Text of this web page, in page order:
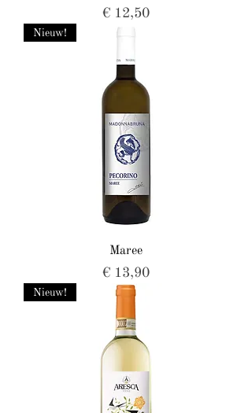
Prijs
€ 12,50
Nieuw!
Maree
Prijs
€ 13,90
Nieuw!